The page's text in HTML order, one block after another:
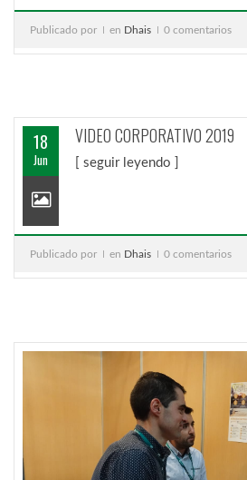
Publicado por en Dhais 0 comentarios
18
Jun
VIDEO CORPORATIVO 2019
[ seguir leyendo ]
Publicado por en Dhais 0 comentarios